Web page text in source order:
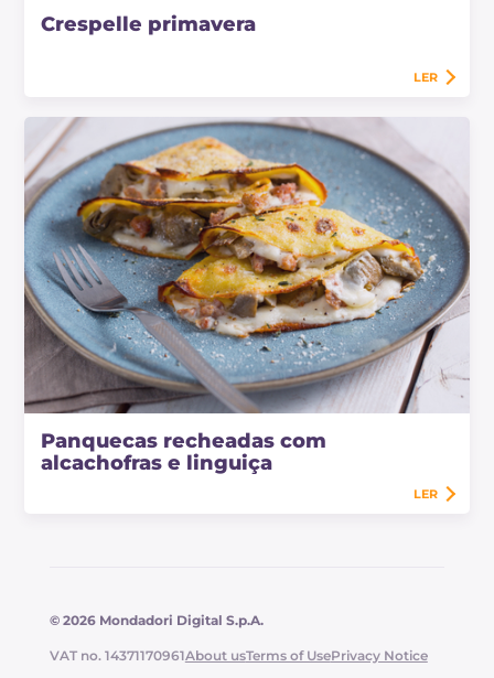
Crespelle primavera
LER
Panquecas recheadas com
alcachofras e linguiça
LER
© 2026 Mondadori Digital S.p.A.
VAT no. 14371170961About usTerms of UsePrivacy Notice